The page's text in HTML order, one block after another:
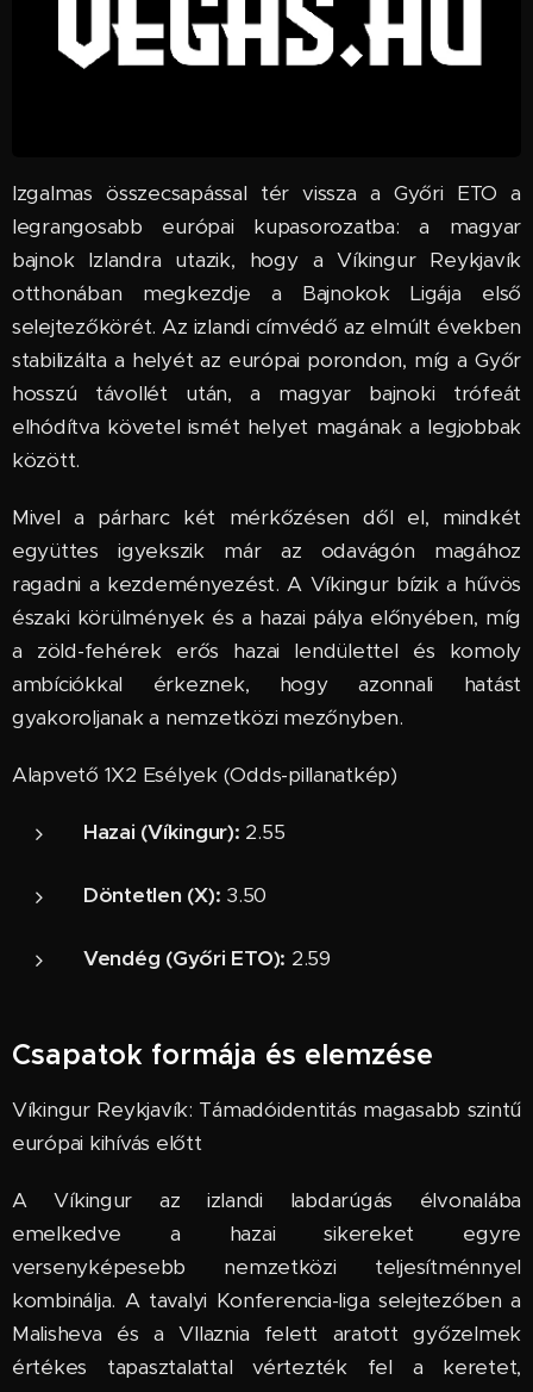
Izgalmas összecsapással tér vissza a Győri ETO a
legrangosabb európai kupasorozatba: a magyar
bajnok Izlandra utazik, hogy a Víkingur Reykjavík
otthonában megkezdje a Bajnokok Ligája első
selejtezőkörét. Az izlandi címvédő az elmúlt években
stabilizálta a helyét az európai porondon, míg a Győr
hosszú távollét után, a magyar bajnoki trófeát
elhódítva követel ismét helyet magának a legjobbak
között.
Mivel a párharc két mérkőzésen dől el, mindkét
együttes igyekszik már az odavágón magához
ragadni a kezdeményezést. A Víkingur bízik a hűvös
északi körülmények és a hazai pálya előnyében, míg
a zöld-fehérek erős hazai lendülettel és komoly
ambíciókkal érkeznek, hogy azonnali hatást
gyakoroljanak a nemzetközi mezőnyben.
Alapvető 1X2 Esélyek (Odds-pillanatkép)
Hazai (Víkingur): 2.55
Döntetlen (X): 3.50
Vendég (Győri ETO): 2.59
Csapatok formája és elemzése
Víkingur Reykjavík: Támadóidentitás magasabb szintű
európai kihívás előtt
A Víkingur az izlandi labdarúgás élvonalába
emelkedve a hazai sikereket egyre
versenyképesebb nemzetközi teljesítménnyel
kombinálja. A tavalyi Konferencia-liga selejtezőben a
Malisheva és a Vllaznia felett aratott győzelmek
értékes tapasztalattal vértezték fel a keretet,